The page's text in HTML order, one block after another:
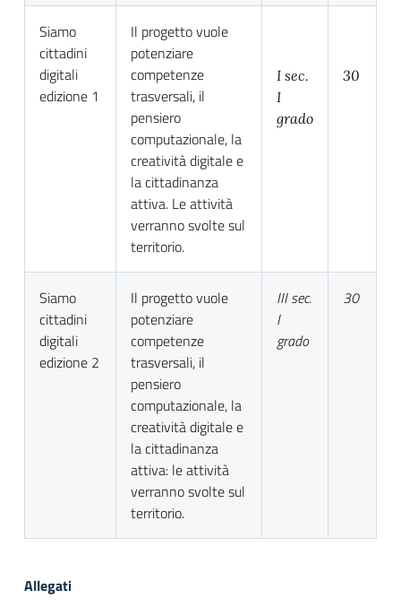
Siamo
cittadini
digitali
edizione 1
Il progetto vuole
potenziare
competenze
trasversali, il
pensiero
computazionale, la
creatività digitale e
la cittadinanza
attiva. Le attività
verranno svolte sul
territorio.
I sec.
I
grado
30
Siamo
cittadini
digitali
edizione 2
Il progetto vuole
potenziare
competenze
trasversali, il
pensiero
computazionale, la
creatività digitale e
la cittadinanza
attiva: le attività
verranno svolte sul
territorio.
III sec.
I
grado
30
Allegati